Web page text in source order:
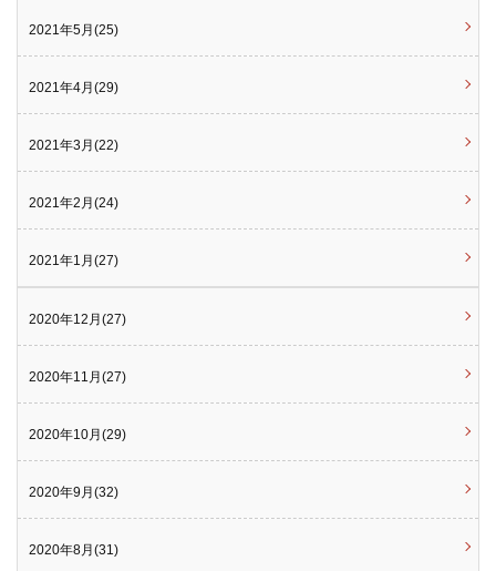
2021年5月(25)
2021年4月(29)
2021年3月(22)
2021年2月(24)
2021年1月(27)
2020年12月(27)
2020年11月(27)
2020年10月(29)
2020年9月(32)
2020年8月(31)